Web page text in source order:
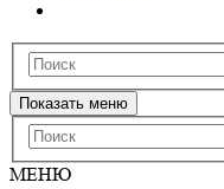
Показать меню
МЕНЮ